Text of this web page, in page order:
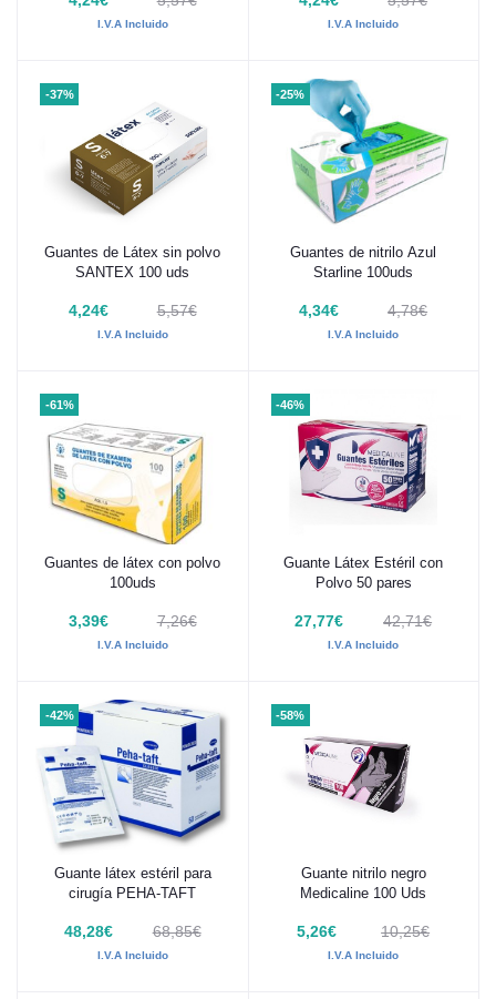
I.V.A Incluido I.V.A Incluido
-37%
Añadir al carrito
Guantes de Látex sin polvo
SANTEX 100 uds
4,24€ 5,57€
I.V.A Incluido
-25%
Añadir al carrito
Guantes de nitrilo Azul
Starline 100uds
4,34€ 4,78€
I.V.A Incluido
-61%
Añadir al carrito
Guantes de látex con polvo
100uds
3,39€ 7,26€
I.V.A Incluido
-46%
Añadir al carrito
Guante Látex Estéril con
Polvo 50 pares
27,77€ 42,71€
I.V.A Incluido
-42%
Añadir al carrito
Guante látex estéril para
cirugía PEHA-TAFT
48,28€ 68,85€
I.V.A Incluido
-58%
Añadir al carrito
Guante nitrilo negro
Medicaline 100 Uds
5,26€ 10,25€
I.V.A Incluido